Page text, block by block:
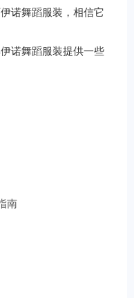
诺舞蹈服装，相信它
诺舞蹈服装提供一些
南